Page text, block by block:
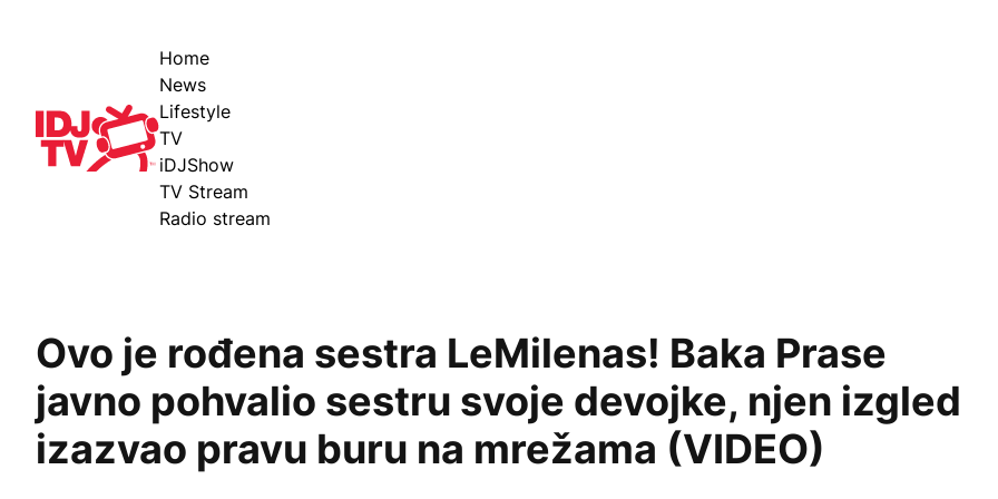
IDJ TV
Home
News
Lifestyle
TV
iDJShow
TV Stream
Radio stream
Ovo je rođena sestra LeMilenas! Baka Prase
javno pohvalio sestru svoje devojke, njen izgled
izazvao pravu buru na mrežama (VIDEO)